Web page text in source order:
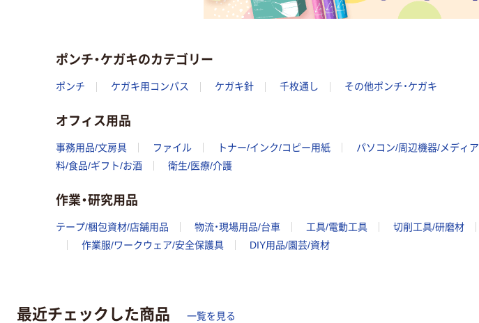
ポンチ・ケガキのカテゴリー
ポンチ ケガキ用コンパス ケガキ針 千枚通し その他ポンチ・ケガキ
オフィス用品
事務用品/文房具 ファイル トナー/インク/コピー用紙 パソコン/周辺機器/メディア
料/食品/ギフト/お酒
衛生/医療/介護
作業・研究用品
テープ/梱包資材/店舗用品 物流・現場用品/台車 工具/電動工具 切削工具/研磨材
作業服/ワークウェア/安全保護具
DIY用品/園芸/資材
最近チェックした商品 一覧を見る